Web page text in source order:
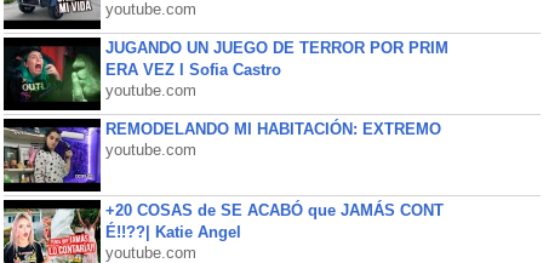
youtube.com
JUGANDO UN JUEGO DE TERROR POR PRIM
ERA VEZ l Sofia Castro
youtube.com
REMODELANDO MI HABITACIÓN: EXTREMO
youtube.com
+20 COSAS de SE ACABÓ que JAMÁS CONT
É!!??| Katie Angel
youtube.com